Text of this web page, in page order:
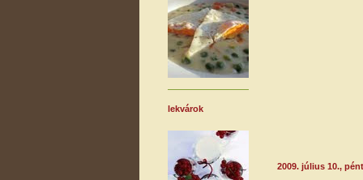
2009. július 10.,
lekvárok